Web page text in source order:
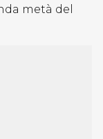
metà del